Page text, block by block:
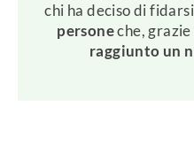
chi ha deciso di
personeche,
raggiunto un